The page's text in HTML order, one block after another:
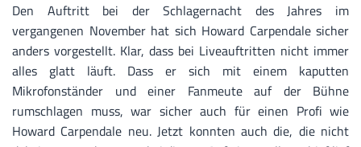
Den Auftritt bei der Schlagernacht des Jahres im
vergangenen November hat sich Howard Carpendale sicher
anders vorgestellt. Klar, dass bei Liveauftritten nicht immer
alles glatt läuft. Dass er sich mit einem kaputten
Mikrofonständer und einer Fanmeute auf der Bühne
rumschlagen muss, war sicher auch für einen Profi wie
Howard Carpendale neu. Jetzt konnten auch die, die nicht